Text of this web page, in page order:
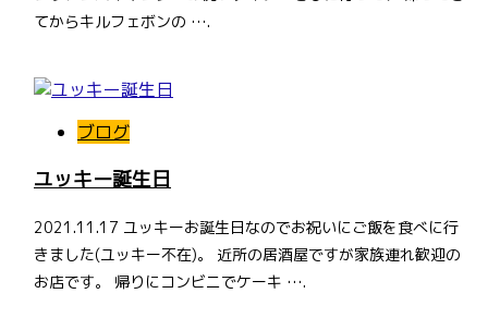
てからキルフェボンの ….
ブログ
ユッキー誕生日
2021.11.17 ユッキーお誕生日なのでお祝いにご飯を食べに行
きました(ユッキー不在)。 近所の居酒屋ですが家族連れ歓迎の
お店です。 帰りにコンビニでケーキ ….